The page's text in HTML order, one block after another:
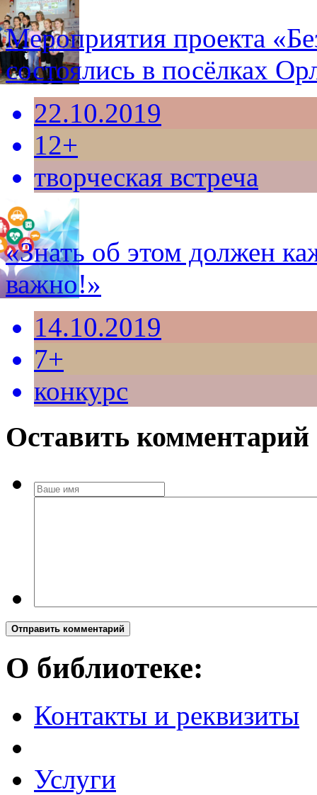
Мероприятия проекта
состоялись в посёлках
22.10.2019
12+
творческая встреча
«Знать об этом должен
важно!»
14.10.2019
7+
конкурс
Оставить комментарий
Отправить комментарий
О библиотеке:
Контакты и реквизиты
Услуги